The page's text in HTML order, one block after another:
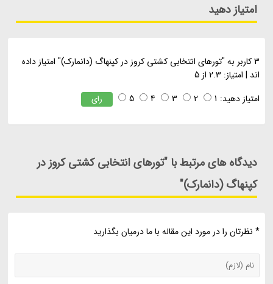
امتیاز دهید
3کاربر به "تورهای انتخابی کشتی کروز در کپنهاگ (دانمارک)" امتیاز داده
اند | امتیاز: 2.3از 5
امتیاز دهید: 1
2
3
4
5 رای
دیدگاه های مرتبط با "تورهای انتخابی کشتی کروز در
کپنهاگ (دانمارک)"
* نظرتان را در مورد این مقاله با ما درمیان بگذارید